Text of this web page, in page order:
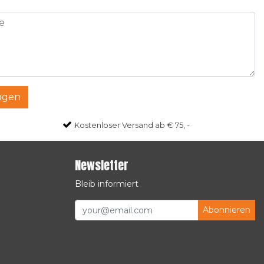
Kostenloser Versand ab € 75, -
Newsletter
Bleib informiert
Abonnieren